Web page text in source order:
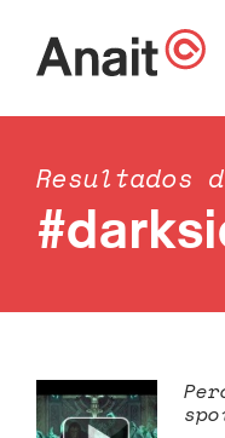
Resultados